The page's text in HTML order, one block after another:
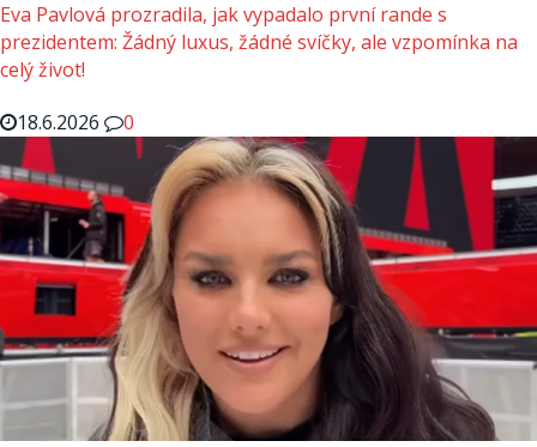
Eva Pavlová prozradila, jak vypadalo první rande s
prezidentem: Žádný luxus, žádné svíčky, ale vzpomínka na
celý život!
18.6.2026
0